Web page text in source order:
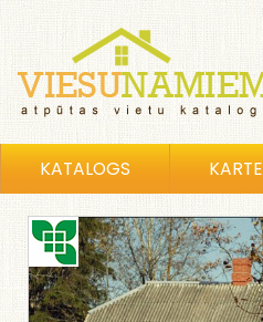
KATALOGS KARTE